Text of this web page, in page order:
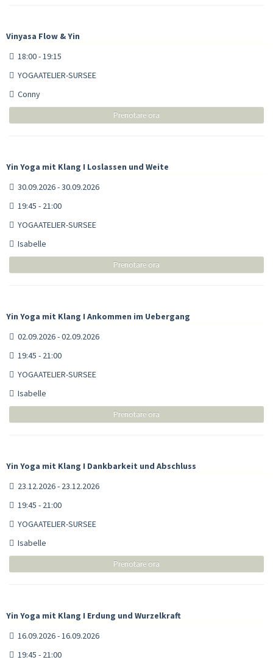
Vinyasa Flow & Yin
18:00 - 19:15
YOGAATELIER-SURSEE
Conny
Prenotare ora
Yin Yoga mit Klang I Loslassen und Weite
30.09.2026 - 30.09.2026
19:45 - 21:00
YOGAATELIER-SURSEE
Isabelle
Prenotare ora
Yin Yoga mit Klang I Ankommen im Uebergang
02.09.2026 - 02.09.2026
19:45 - 21:00
YOGAATELIER-SURSEE
Isabelle
Prenotare ora
Yin Yoga mit Klang I Dankbarkeit und Abschluss
23.12.2026 - 23.12.2026
19:45 - 21:00
YOGAATELIER-SURSEE
Isabelle
Prenotare ora
Yin Yoga mit Klang I Erdung und Wurzelkraft
16.09.2026 - 16.09.2026
19:45 - 21:00